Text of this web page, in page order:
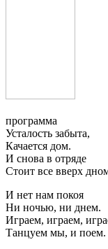
программа
Усталость забыта,
Качается дом.
И снова в отряде
Стоит все вверх
И нет нам покоя
Ни ночью, ни днем.
Играем, играем,
Танцуем мы, и поем.